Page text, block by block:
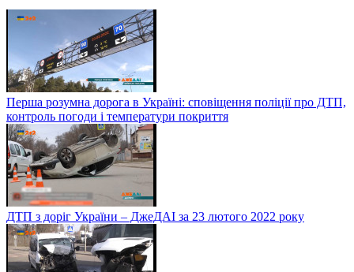
Перша розумна дорога в Україні: сповіщення поліції про ДТП,
контроль погоди і температури покриття
ДТП з доріг України – ДжеДАІ за 23 лютого 2022 року